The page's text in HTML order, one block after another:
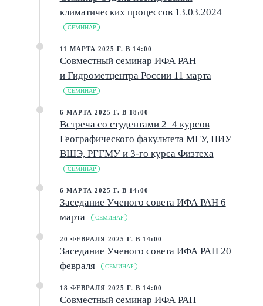
климатических процессов 13.03.2024
СЕМИНАР
11 МАРТА 2025 Г. В 14:00
Совместный семинар ИФА РАН
и Гидрометцентра России 11 марта
СЕМИНАР
6 МАРТА 2025 Г. В 18:00
Встреча со студентами 2–4 курсов
Географического факультета МГУ, НИУ
ВШЭ, РГГМУ и 3-го курса Физтеха
СЕМИНАР
6 МАРТА 2025 Г. В 14:00
Заседание Ученого совета ИФА РАН 6
марта
СЕМИНАР
20 ФЕВРАЛЯ 2025 Г. В 14:00
Заседание Ученого совета ИФА РАН 20
февраля
СЕМИНАР
18 ФЕВРАЛЯ 2025 Г. В 14:00
Совместный семинар ИФА РАН